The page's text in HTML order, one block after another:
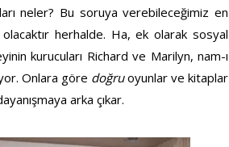
neler? Bu soruya verebileceğimiz en
herhalde. Ha, ek olarak sosyal
kurucuları Richard ve Marilyn, nam-ı
Onlara göre doğruoyunlar ve kitaplar
arka çıkar.